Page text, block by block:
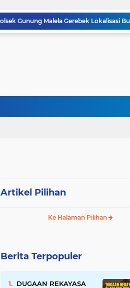
Artikel Pilihan
Ke Halaman Pilihan
Berita Terpopuler
DUGAAN REKAYASA